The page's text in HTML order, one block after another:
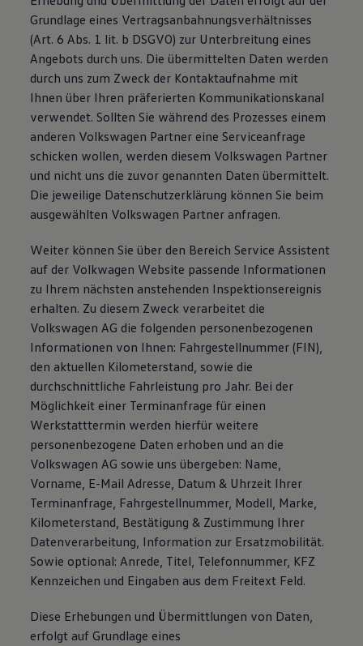
Grundlage eines Vertragsanbahnungsverhältnisses
(Art. 6 Abs. 1 lit. b DSGVO) zur Unterbreitung eines
Angebots durch uns. Die übermittelten Daten werden
durch uns zum Zweck der Kontaktaufnahme mit
Ihnen über Ihren präferierten Kommunikationskanal
verwendet. Sollten Sie während des Prozesses einem
anderen Volkswagen Partner eine Serviceanfrage
schicken wollen, werden diesem Volkswagen Partner
und nicht uns die zuvor genannten Daten übermittelt.
Die jeweilige Datenschutzerklärung können Sie beim
ausgewählten Volkswagen Partner anfragen.
Weiter können Sie über den Bereich Service Assistent
auf der Volkwagen Website passende Informationen
zu Ihrem nächsten anstehenden Inspektionsereignis
erhalten. Zu diesem Zweck verarbeitet die
Volkswagen AG die folgenden personenbezogenen
Informationen von Ihnen: Fahrgestellnummer (FIN),
den aktuellen Kilometerstand, sowie die
durchschnittliche Fahrleistung pro Jahr. Bei der
Möglichkeit einer Terminanfrage für einen
Werkstatttermin werden hierfür weitere
personenbezogene Daten erhoben und an die
Volkswagen AG sowie uns übergeben: Name,
Vorname, E-Mail Adresse, Datum & Uhrzeit Ihrer
Terminanfrage, Fahrgestellnummer, Modell, Marke,
Kilometerstand, Bestätigung & Zustimmung Ihrer
Datenverarbeitung, Information zur Ersatzmobilität.
Sowie optional: Anrede, Titel, Telefonnummer, KFZ
Kennzeichen und Eingaben aus dem Freitext Feld.
Diese Erhebungen und Übermittlungen von Daten,
erfolgt auf Grundlage eines